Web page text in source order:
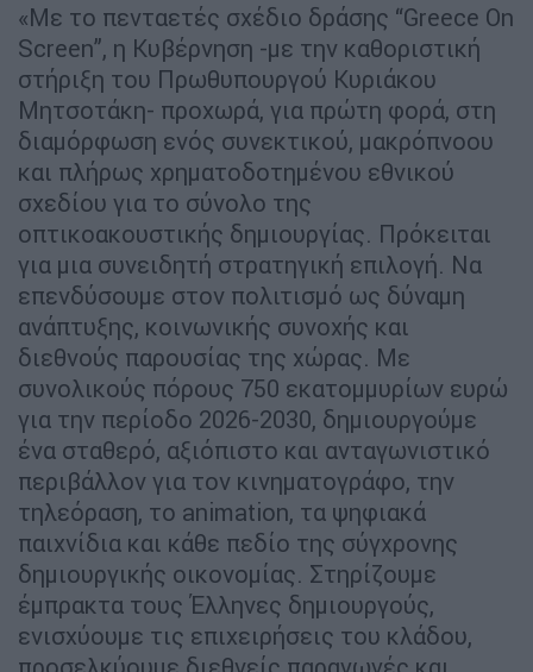
«Με το πενταετές σχέδιο δράσης “Greece On
Screen”, η Κυβέρνηση -με την καθοριστική
στήριξη του Πρωθυπουργού Κυριάκου
Μητσοτάκη- προχωρά, για πρώτη φορά, στη
διαμόρφωση ενός συνεκτικού, μακρόπνοου
και πλήρως χρηματοδοτημένου εθνικού
σχεδίου για το σύνολο της
οπτικοακουστικής δημιουργίας. Πρόκειται
για μια συνειδητή στρατηγική επιλογή. Να
επενδύσουμε στον πολιτισμό ως δύναμη
ανάπτυξης, κοινωνικής συνοχής και
διεθνούς παρουσίας της χώρας. Με
συνολικούς πόρους 750 εκατομμυρίων ευρώ
για την περίοδο 2026-2030, δημιουργούμε
ένα σταθερό, αξιόπιστο και ανταγωνιστικό
περιβάλλον για τον κινηματογράφο, την
τηλεόραση, το animation, τα ψηφιακά
παιχνίδια και κάθε πεδίο της σύγχρονης
δημιουργικής οικονομίας. Στηρίζουμε
έμπρακτα τους Έλληνες δημιουργούς,
ενισχύουμε τις επιχειρήσεις του κλάδου,